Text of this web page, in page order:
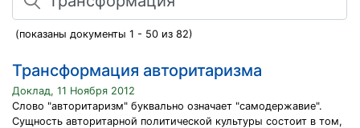
(показаны документы 1 - 50 из 82)
Трансформация авторитаризма
Доклад, 11 Ноября 2012
Слово "авторитаризм" буквально означает "самодержавие".
Сущность авторитарной политической культуры состоит в том,